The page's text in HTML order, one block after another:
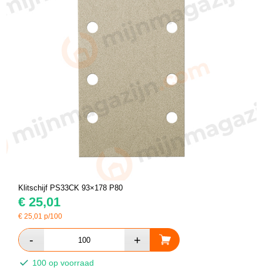
Klitschijf PS33CK 93×178 P80
€ 25,01
€25,01 p/100
100 op voorraad